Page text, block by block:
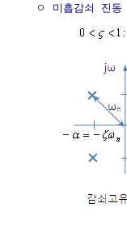
  ㅇ
미흡감쇠 진동